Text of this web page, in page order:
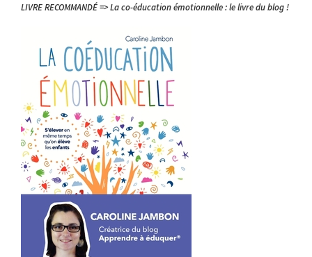
LIVRE RECOMMANDÉ => La co-éducation émotionnelle : le livre du blog !